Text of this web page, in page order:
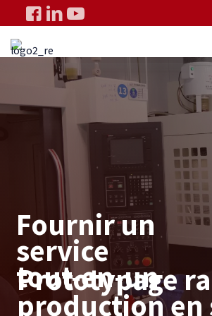
Fournir un
service
tout-en-un
Prototypage
production en